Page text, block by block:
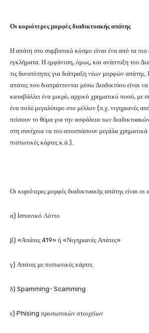
Οι κυριότερες μορφές διαδικτυακής απάτης
Η απάτη στο συμβατικό κόσμο είναι ένα από τα πιο
εγκλήματα. Η εμφάνιση, όμως, και ανάπτυξη του
τις δυνατότητες για διάπραξη νέων μορφών απάτης.
απάτες που διαπράττονται μέσω Διαδικτύου είναι
καταβάλλει ένα μικρό, αρχικό χρηματικό ποσό, με
ένα πολύ μεγαλύτερο στο μέλλον (π.χ. νιγηριανές
πείσουν το θύμα για την ασφάλεια των
στη συνέχεια να του αποσπάσουν μεγάλα
πιστωτικές κάρτες κ.ά.).
Οι κυριότερες μορφές διαδικτυακής απάτης είναι οι
α) Ισπανικό Λόττο
β) «Απάτες 419» ή «Νιγηριανές Απάτες»
γ) Απάτες με πιστωτικές κάρτες
δ) Spamming- Scamming
ε) Phising προσωπικών στοιχείων